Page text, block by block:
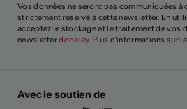
Vos données ne seront pas communiquées à
strictement réservé à cette newsletter. En
acceptez le stockage et le traitement de vos
newsletterdodeley. Plus d'informations sur la
Avec le soutien de